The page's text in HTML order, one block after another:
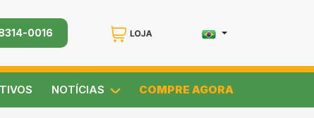
0016
NOTÍCIAS COMPRE AGORA